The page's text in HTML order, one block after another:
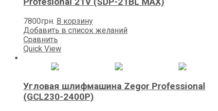
7800грн. В корзину
Добавить в список желаний
Сравнить
Quick View
Угловая шлифмашина Zegor Professional
(GCL230-2400P)